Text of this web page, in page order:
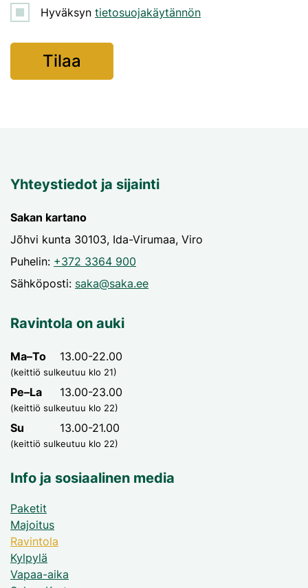
Hyväksyn tietosuojakäytännön
Yhteystiedot ja sijainti
Sakan kartano
Jõhvi kunta 30103, Ida-Virumaa, Viro
Puhelin: +372 3364 900
Sähköposti: saka@saka.ee
Ravintola on auki
Ma–To 13.00-22.00
(keittiö sulkeutuu klo 21)
Pe–La 13.00-23.00
(keittiö sulkeutuu klo 22)
Su 13.00-21.00
(keittiö sulkeutuu klo 22)
Info ja sosiaalinen media
Paketit
Majoitus
Ravintola
Kylpylä
Vapaa-aika